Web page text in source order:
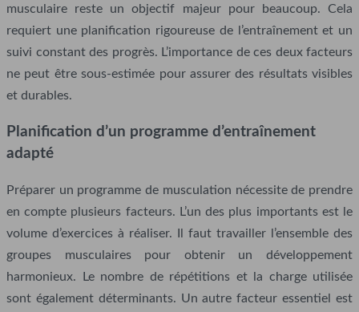
musculaire reste un objectif majeur pour beaucoup. Cela
requiert une planification rigoureuse de l’entraînement et un
suivi constant des progrès. L’importance de ces deux facteurs
ne peut être sous-estimée pour assurer des résultats visibles
et durables.
Planification d’un programme d’entraînement
adapté
Préparer un programme de musculation nécessite de prendre
en compte plusieurs facteurs. L’un des plus importants est le
volume d’exercices à réaliser. Il faut travailler l’ensemble des
groupes musculaires pour obtenir un développement
harmonieux. Le nombre de répétitions et la charge utilisée
sont également déterminants. Un autre facteur essentiel est